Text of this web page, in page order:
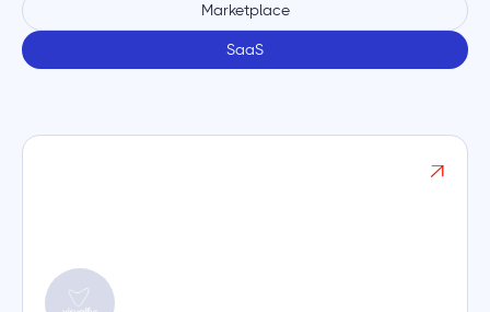
Marketplace
SaaS
